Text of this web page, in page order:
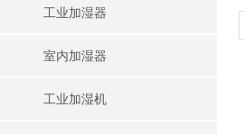
工业加湿器
室内加湿器
工业加湿机